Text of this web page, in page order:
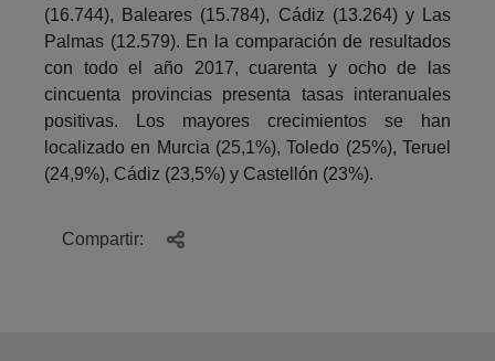
(16.744), Baleares (15.784), Cádiz (13.264) y Las
Palmas (12.579). En la comparación de resultados
con todo el año 2017, cuarenta y ocho de las
cincuenta provincias presenta tasas interanuales
positivas. Los mayores crecimientos se han
localizado en Murcia (25,1%), Toledo (25%), Teruel
(24,9%), Cádiz (23,5%) y Castellón (23%).
Compartir: